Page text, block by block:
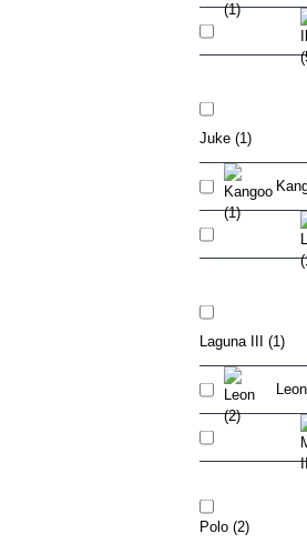
Juke (1)
Laguna III (1)
Polo (2)